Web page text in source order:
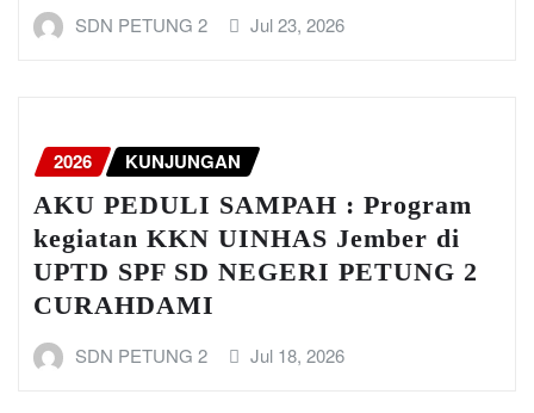
SDN PETUNG 2 Jul 23, 2026
2026 KUNJUNGAN
AKU PEDULI SAMPAH : Program
kegiatan KKN UINHAS Jember di
UPTD SPF SD NEGERI PETUNG 2
CURAHDAMI
SDN PETUNG 2 Jul 18, 2026